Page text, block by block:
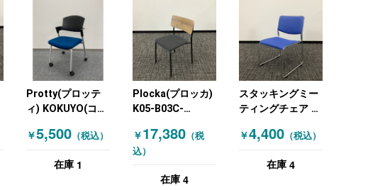
Protty(プロッテ
ィ) KOKUYO(コク
きミーティングチ
ミーティングチェ
￥5,500（税込）
在庫 1
Plocka(プロッカ)
K05-B03C-
KOKUYO(コクヨ)
スタッキングミー
イニングチェア グ
￥17,380（税
込）
在庫 4
スタッキングミー
ティングチェア ブ
￥4,400（税込）
在庫 4